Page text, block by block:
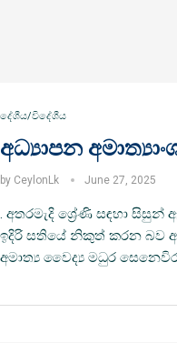
දේශීය/විදේශීය
අධ්‍යාපන
by CeylonLk June 27, 2025
. අතරමැදි ශ්‍රේණි සඳහා
ඉදිරි සතියේ නිකුත් කරන බව
අමාත්‍ය වෛද්‍ය මධුර